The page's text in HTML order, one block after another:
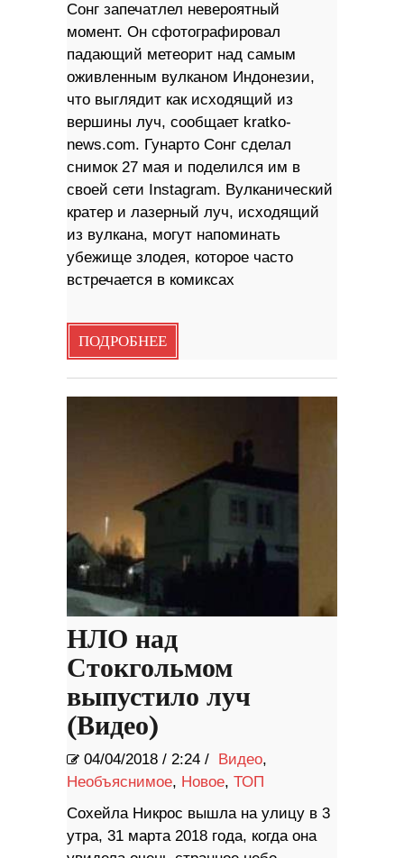
Сонг запечатлел невероятный
момент. Он сфотографировал
падающий метеорит над самым
оживленным вулканом Индонезии,
что выглядит как исходящий из
вершины луч, сообщает kratko-
news.com. Гунарто Сонг сделал
снимок 27 мая и поделился им в
своей сети Instagram. Вулканический
кратер и лазерный луч, исходящий
из вулкана, могут напоминать
убежище злодея, которое часто
встречается в комиксах
ПОДРОБНЕЕ
НЛО над
Стокгольмом
выпустило луч
(Видео)
04/04/2018 / 2:24 / Видео,
Необъяснимое, Новое, ТОП
Сохейла Никрос вышла на улицу в 3
утра, 31 марта 2018 года, когда она